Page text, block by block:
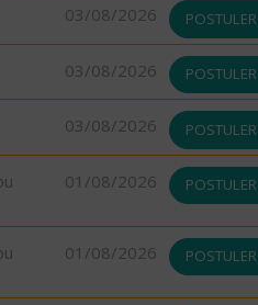
03/08/2026 POSTULER
03/08/2026 POSTULER
03/08/2026 POSTULER
01/08/2026 POSTULER
01/08/2026 POSTULER